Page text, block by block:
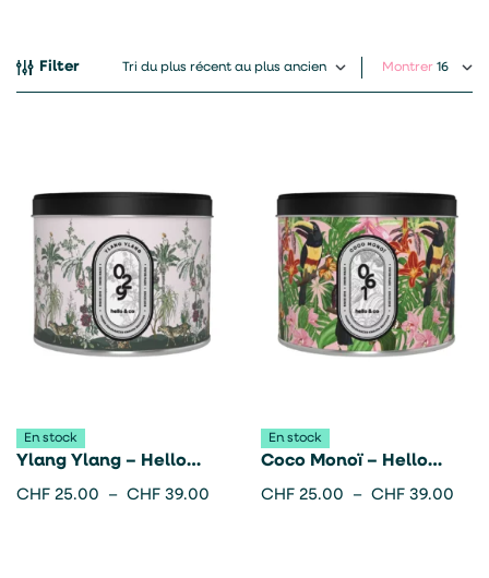
Filter Montrer
En stock
Ylang Ylang – Hello
candle
CHF 25.00 – CHF 39.00
En stock
Coco Monoï – Hello
Candle
CHF 25.00 – CHF 39.00